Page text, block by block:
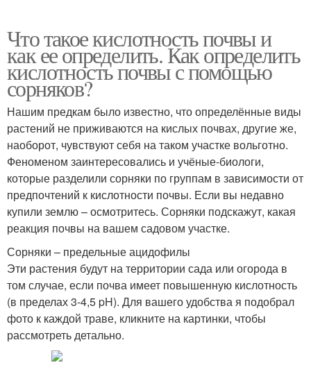
Что такое кислотность почвы и
как ее определить. Как определить
кислотность почвы с помощью
сорняков?
Нашим предкам было известно, что определённые виды
растений не приживаются на кислых почвах, другие же,
наоборот, чувствуют себя на таком участке вольготно.
Феноменом заинтересовались и учёные-биологи,
которые разделили сорняки по группам в зависимости от
предпочтений к кислотности почвы. Если вы недавно
купили землю – осмотритесь. Сорняки подскажут, какая
реакция почвы на вашем садовом участке.
Сорняки – предельные ацидофилы
Эти растения будут на территории сада или огорода в
том случае, если почва имеет повышенную кислотность
(в пределах 3-4,5 pH). Для вашего удобства я подобрал
фото к каждой траве, кликните на картинки, чтобы
рассмотреть детально.